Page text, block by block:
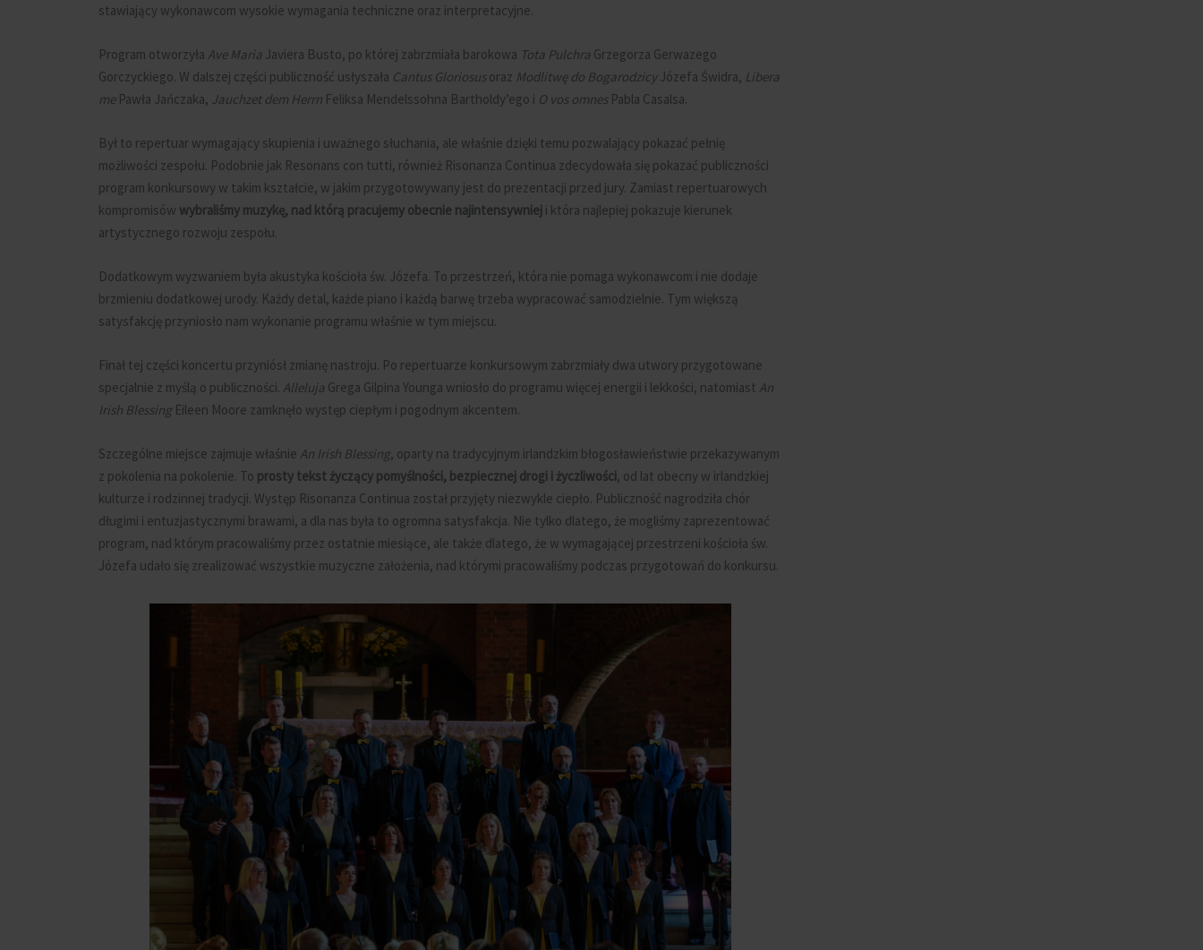
stawiający wykonawcom wysokie wymagania techniczne oraz interpretacyjne.
Program otworzyła Ave Maria Javiera Busto, po której zabrzmiała barokowa Tota Pulchra Grzegorza Gerwazego
Gorczyckiego. W dalszej części publiczność usłyszała Cantus Gloriosusoraz Modlitwę do BogarodzicyJózefa Świdra, Libera
mePawła Jańczaka, Jauchzet dem HerrnFeliksa Mendelssohna Bartholdy’ego i O vos omnes Pabla Casalsa.
Był to repertuar wymagający skupienia i uważnego słuchania, ale właśnie dzięki temu pozwalający pokazać pełnię
możliwości zespołu. Podobnie jak Resonans con tutti, również Risonanza Continua zdecydowała się pokazać publiczności
program konkursowy w takim kształcie, w jakim przygotowywany jest do prezentacji przed jury. Zamiast repertuarowych
kompromisów wybraliśmy muzykę, nad którą pracujemy obecnie najintensywniej i która najlepiej pokazuje kierunek
artystycznego rozwoju zespołu.
Dodatkowym wyzwaniem była akustyka kościoła św. Józefa. To przestrzeń, która nie pomaga wykonawcom i nie dodaje
brzmieniu dodatkowej urody. Każdy detal, każde piano i każdą barwę trzeba wypracować samodzielnie. Tym większą
satysfakcję przyniosło nam wykonanie programu właśnie w tym miejscu.
Finał tej części koncertu przyniósł zmianę nastroju. Po repertuarze konkursowym zabrzmiały dwa utwory przygotowane
specjalnie z myślą o publiczności. Alleluja Grega Gilpina Younga wniosło do programu więcej energii i lekkości, natomiast An
Irish BlessingEileen Moore zamknęło występ ciepłym i pogodnym akcentem.
Szczególne miejsce zajmuje właśnie An Irish Blessing, oparty na tradycyjnym irlandzkim błogosławieństwie przekazywanym
z pokolenia na pokolenie. To prosty tekst życzący pomyślności, bezpiecznej drogi i życzliwości, od lat obecny w irlandzkiej
kulturze i rodzinnej tradycji. Występ Risonanza Continua został przyjęty niezwykle ciepło. Publiczność nagrodziła chór
długimi i entuzjastycznymi brawami, a dla nas była to ogromna satysfakcja. Nie tylko dlatego, że mogliśmy zaprezentować
program, nad którym pracowaliśmy przez ostatnie miesiące, ale także dlatego, że w wymagającej przestrzeni kościoła św.
Józefa udało się zrealizować wszystkie muzyczne założenia, nad którymi pracowaliśmy podczas przygotowań do konkursu.